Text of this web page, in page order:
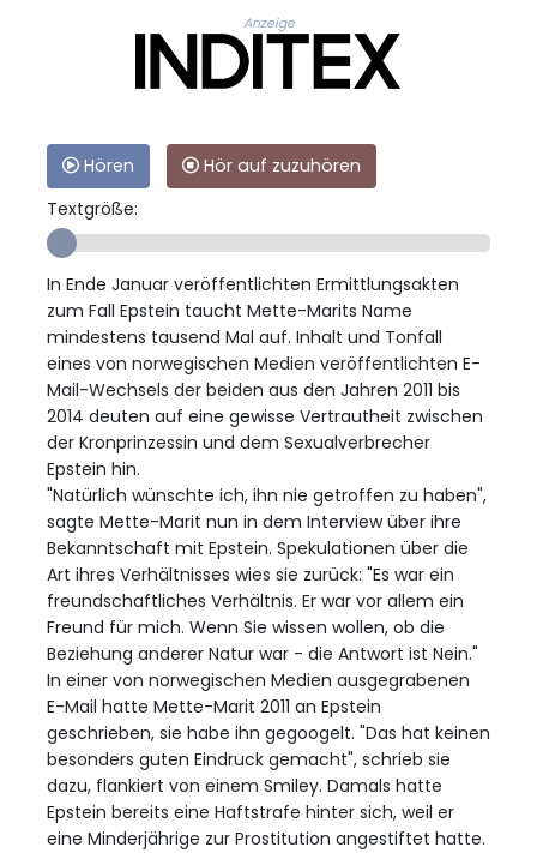
Anzeige
Hören
Hör auf zuzuhören
Textgröße:
In Ende Januar veröffentlichten Ermittlungsakten
zum Fall Epstein taucht Mette-Marits Name
mindestens tausend Mal auf. Inhalt und Tonfall
eines von norwegischen Medien veröffentlichten E-
Mail-Wechsels der beiden aus den Jahren 2011 bis
2014 deuten auf eine gewisse Vertrautheit zwischen
der Kronprinzessin und dem Sexualverbrecher
Epstein hin.
"Natürlich wünschte ich, ihn nie getroffen zu haben",
sagte Mette-Marit nun in dem Interview über ihre
Bekanntschaft mit Epstein. Spekulationen über die
Art ihres Verhältnisses wies sie zurück: "Es war ein
freundschaftliches Verhältnis. Er war vor allem ein
Freund für mich. Wenn Sie wissen wollen, ob die
Beziehung anderer Natur war - die Antwort ist Nein."
In einer von norwegischen Medien ausgegrabenen
E-Mail hatte Mette-Marit 2011 an Epstein
geschrieben, sie habe ihn gegoogelt. "Das hat keinen
besonders guten Eindruck gemacht", schrieb sie
dazu, flankiert von einem Smiley. Damals hatte
Epstein bereits eine Haftstrafe hinter sich, weil er
eine Minderjährige zur Prostitution angestiftet hatte.